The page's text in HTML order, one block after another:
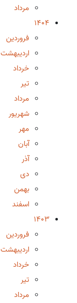
مرداد
1404
فروردین
اردیبهشت
خرداد
تیر
مرداد
شهریور
مهر
آبان
آذر
دی
بهمن
اسفند
1403
فروردین
اردیبهشت
خرداد
تیر
مرداد